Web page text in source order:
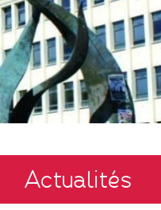
Actualités